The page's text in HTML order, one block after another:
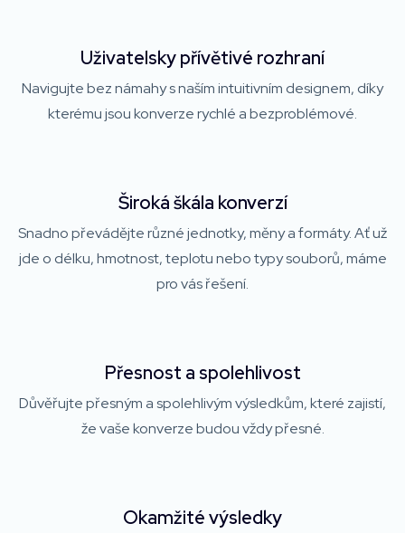
Uživatelsky přívětivé rozhraní
Navigujte bez námahy s naším intuitivním designem, díky
kterému jsou konverze rychlé a bezproblémové.
Široká škála konverzí
Snadno převádějte různé jednotky, měny a formáty. Ať už
jde o délku, hmotnost, teplotu nebo typy souborů, máme
pro vás řešení.
Přesnost a spolehlivost
Důvěřujte přesným a spolehlivým výsledkům, které zajistí,
že vaše konverze budou vždy přesné.
Okamžité výsledky